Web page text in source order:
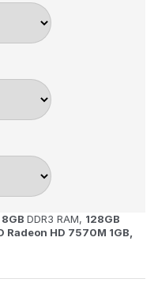
8GB DDR3 RAM, 128GB
Radeon HD 7570M 1GB,